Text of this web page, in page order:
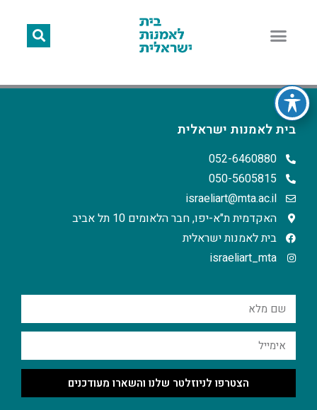
בית לאמנות ישראלית
052-6460880
050-5605815
israeliart@mta.ac.il
האקדמית ת"א-יפו, חבר הלאומים 10 תל אביב
בית לאמנות ישראלית
israeliart_mta
הצטרפו לניוזלטר שלנו והשארו מעודכנים